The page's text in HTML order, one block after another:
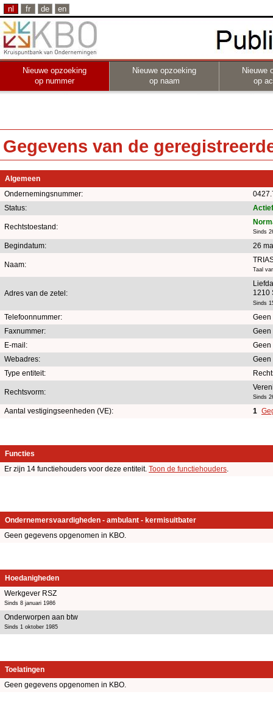
nl fr de en
Nieuwe opzoeking
op nummer
Nieuwe opzoeking
op naam
Nieuwe
op
Gegevens van de
Algemeen
Ondernemingsnummer:
Status:
Actief
Rechtstoestand:
Sinds
Begindatum: 26
Naam:
Taal
Adres van de zetel:
1210
Sinds
Telefoonnummer:
Geen
Faxnummer:
Geen
E-mail:
Geen
Webadres:
Geen
Type entiteit:
Rechtsvorm:
Sinds
Aantal vestigingseenheden (VE): 1
Functies
Er zijn 14 functiehouders voor deze entiteit. Toon de functiehouders.
Ondernemersvaardigheden - ambulant - kermisuitbater
Geen gegevens opgenomen in KBO.
Hoedanigheden
Werkgever RSZ
Sinds 8 januari 1986
Onderworpen aan btw
Sinds 1 oktober 1985
Toelatingen
Geen gegevens opgenomen in KBO.